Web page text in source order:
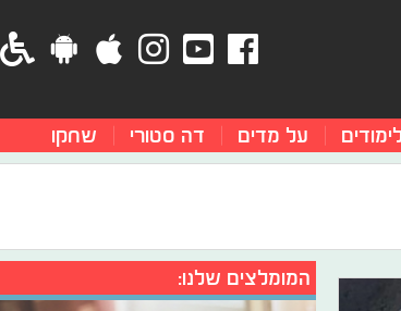
על מדים דה סטורי שחקו
המומלצים שלנו: